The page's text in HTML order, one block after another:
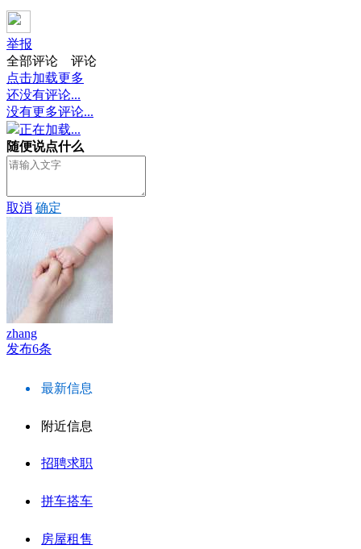
举报
全部评论
评论
点击加载更多
还没有评论...
没有更多评论...
正在加载...
随便说点什么
取消 确定
zhang
发布6条
最新信息
附近信息
招聘求职
拼车搭车
房屋租售